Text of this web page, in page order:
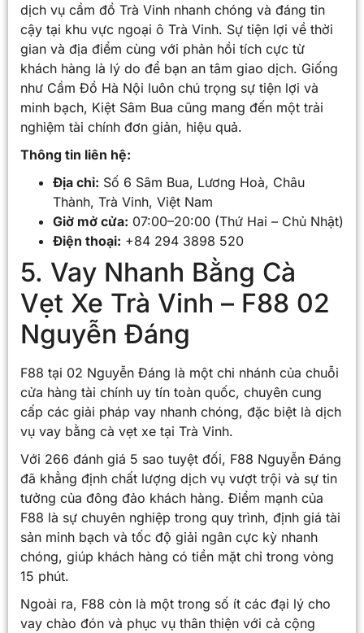
dịch vụ cầm đồ Trà Vinh nhanh chóng và đáng tin
cậy tại khu vực ngoại ô Trà Vinh. Sự tiện lợi về thời
gian và địa điểm cùng với phản hồi tích cực từ
khách hàng là lý do để bạn an tâm giao dịch. Giống
như Cầm Đồ Hà Nội luôn chú trọng sự tiện lợi và
minh bạch, Kiệt Sâm Bua cũng mang đến một trải
nghiệm tài chính đơn giản, hiệu quả.
Thông tin liên hệ:
Địa chỉ: Số 6 Sâm Bua, Lương Hoà, Châu
Thành, Trà Vinh, Việt Nam
Giờ mở cửa: 07:00–20:00 (Thứ Hai – Chủ Nhật)
Điện thoại: +84 294 3898 520
5. Vay Nhanh Bằng Cà
Vẹt Xe Trà Vinh – F88 02
Nguyễn Đáng
F88 tại 02 Nguyễn Đáng là một chi nhánh của chuỗi
cửa hàng tài chính uy tín toàn quốc, chuyên cung
cấp các giải pháp vay nhanh chóng, đặc biệt là dịch
vụ vay bằng cà vẹt xe tại Trà Vinh.
Với 266 đánh giá 5 sao tuyệt đối, F88 Nguyễn Đáng
đã khẳng định chất lượng dịch vụ vượt trội và sự tin
tưởng của đông đảo khách hàng. Điểm mạnh của
F88 là sự chuyên nghiệp trong quy trình, định giá tài
sản minh bạch và tốc độ giải ngân cực kỳ nhanh
chóng, giúp khách hàng có tiền mặt chỉ trong vòng
15 phút.
Ngoài ra, F88 còn là một trong số ít các đại lý cho
vay chào đón và phục vụ thân thiện với cả cộng